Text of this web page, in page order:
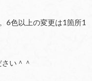
6色以上の変更は1箇所1
い＾＾